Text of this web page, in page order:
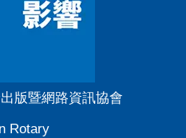
版暨網路資訊協會
Rotary